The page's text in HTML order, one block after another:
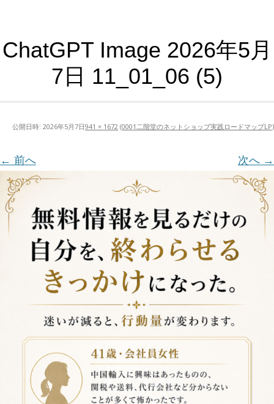
ChatGPT Image 2026年5月
7日 11_01_06 (5)
公開日時: 2026年5月7日941 × 1672 (0001二階堂のネットショップ実践ロードマップLP)
← 前へ 次へ →